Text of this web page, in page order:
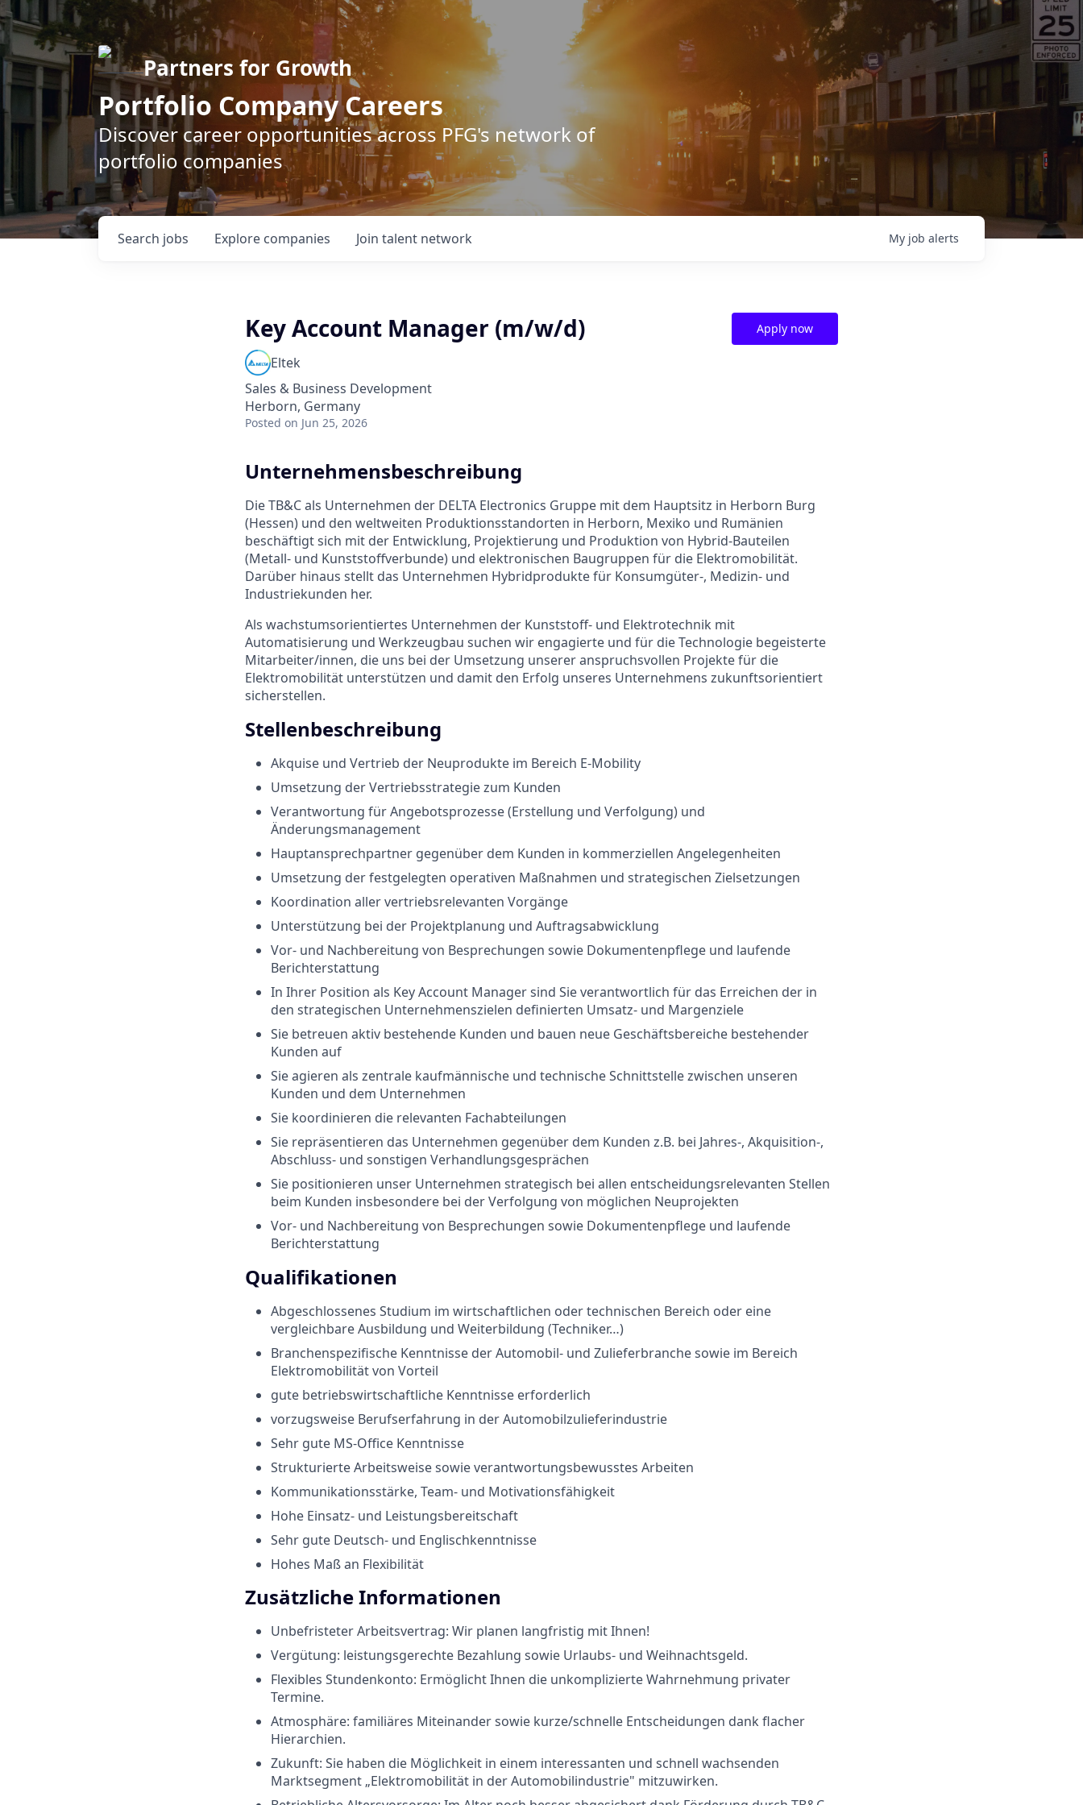
Partners for Growth
Portfolio Company Careers
Discover career opportunities across PFG's network of
portfolio companies
Search jobs Explore companies Join talent network My job alerts
Key Account Manager (m/w/d)
Eltek
Sales & Business Development
Herborn, Germany
Posted on Jun 25, 2026
Apply now
Unternehmensbeschreibung
Die TB&C als Unternehmen der DELTA Electronics Gruppe mit dem Hauptsitz in Herborn Burg
(Hessen) und den weltweiten Produktionsstandorten in Herborn, Mexiko und Rumänien
beschäftigt sich mit der Entwicklung, Projektierung und Produktion von Hybrid-Bauteilen
(Metall- und Kunststoffverbunde) und elektronischen Baugruppen für die Elektromobilität.
Darüber hinaus stellt das Unternehmen Hybridprodukte für Konsumgüter-, Medizin- und
Industriekunden her.
Als wachstumsorientiertes Unternehmen der Kunststoff- und Elektrotechnik mit
Automatisierung und Werkzeugbau suchen wir engagierte und für die Technologie begeisterte
Mitarbeiter/innen, die uns bei der Umsetzung unserer anspruchsvollen Projekte für die
Elektromobilität unterstützen und damit den Erfolg unseres Unternehmens zukunftsorientiert
sicherstellen.
Stellenbeschreibung
Akquise und Vertrieb der Neuprodukte im Bereich E-Mobility
Umsetzung der Vertriebsstrategie zum Kunden
Verantwortung für Angebotsprozesse (Erstellung und Verfolgung) und
Änderungsmanagement
Hauptansprechpartner gegenüber dem Kunden in kommerziellen Angelegenheiten
Umsetzung der festgelegten operativen Maßnahmen und strategischen Zielsetzungen
Koordination aller vertriebsrelevanten Vorgänge
Unterstützung bei der Projektplanung und Auftragsabwicklung
Vor- und Nachbereitung von Besprechungen sowie Dokumentenpflege und laufende
Berichterstattung
In Ihrer Position als Key Account Manager sind Sie verantwortlich für das Erreichen der in
den strategischen Unternehmenszielen definierten Umsatz- und Margenziele
Sie betreuen aktiv bestehende Kunden und bauen neue Geschäftsbereiche bestehender
Kunden auf
Sie agieren als zentrale kaufmännische und technische Schnittstelle zwischen unseren
Kunden und dem Unternehmen
Sie koordinieren die relevanten Fachabteilungen
Sie repräsentieren das Unternehmen gegenüber dem Kunden z.B. bei Jahres-, Akquisition-,
Abschluss- und sonstigen Verhandlungsgesprächen
Sie positionieren unser Unternehmen strategisch bei allen entscheidungsrelevanten Stellen
beim Kunden insbesondere bei der Verfolgung von möglichen Neuprojekten
Vor- und Nachbereitung von Besprechungen sowie Dokumentenpflege und laufende
Berichterstattung
Qualifikationen
Abgeschlossenes Studium im wirtschaftlichen oder technischen Bereich oder eine
vergleichbare Ausbildung und Weiterbildung (Techniker…)
Branchenspezifische Kenntnisse der Automobil- und Zulieferbranche sowie im Bereich
Elektromobilität von Vorteil
gute betriebswirtschaftliche Kenntnisse erforderlich
vorzugsweise Berufserfahrung in der Automobilzulieferindustrie
Sehr gute MS-Office Kenntnisse
Strukturierte Arbeitsweise sowie verantwortungsbewusstes Arbeiten
Kommunikationsstärke, Team- und Motivationsfähigkeit
Hohe Einsatz- und Leistungsbereitschaft
Sehr gute Deutsch- und Englischkenntnisse
Hohes Maß an Flexibilität
Zusätzliche Informationen
Unbefristeter Arbeitsvertrag: Wir planen langfristig mit Ihnen!
Vergütung: leistungsgerechte Bezahlung sowie Urlaubs- und Weihnachtsgeld.
Flexibles Stundenkonto: Ermöglicht Ihnen die unkomplizierte Wahrnehmung privater
Termine.
Atmosphäre: familiäres Miteinander sowie kurze/schnelle Entscheidungen dank flacher
Hierarchien.
Zukunft: Sie haben die Möglichkeit in einem interessanten und schnell wachsenden
Marktsegment „Elektromobilität in der Automobilindustrie" mitzuwirken.